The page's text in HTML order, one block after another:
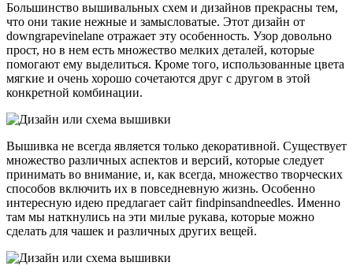
Большинство вышивальных схем и дизайнов прекрасны тем,
что они такие нежные и замысловатые. Этот дизайн от
downgrapevinelane отражает эту особенность. Узор довольно
прост, но в нем есть множество мелких деталей, которые
помогают ему выделиться. Кроме того, использованные цвета
мягкие и очень хорошо сочетаются друг с другом в этой
конкретной комбинации.
Вышивка не всегда является только декоративной. Существует
множество различных аспектов и версий, которые следует
принимать во внимание, и, как всегда, множество творческих
способов включить их в повседневную жизнь. Особенно
интересную идею предлагает сайт findpinsandneedles. Именно
там мы наткнулись на эти милые рукава, которые можно
сделать для чашек и различных других вещей.